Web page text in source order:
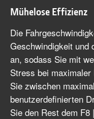
Mühelose Effizienz
Die
Geschwindigkeit und
an, sodass Sie mit
Stress bei
Sie zwischen
benutzerdefinierten
Sie den Rest dem F8